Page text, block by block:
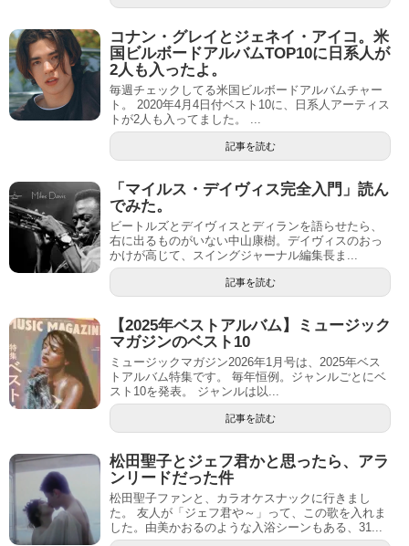
コナン・グレイとジェネイ・アイコ。米
国ビルボードアルバムTOP10に日系人が
2人も入ったよ。
毎週チェックしてる米国ビルボードアルバムチャー
ト。 2020年4月4日付ベスト10に、日系人アーティス
トが2人も入ってました。 ...
記事を読む
「マイルス・デイヴィス完全入門」読ん
でみた。
ビートルズとデイヴィスとディランを語らせたら、
右に出るものがいない中山康樹。デイヴィスのおっ
かけが高じて、スイングジャーナル編集長ま...
記事を読む
【2025年ベストアルバム】ミュージック
マガジンのベスト10
ミュージックマガジン2026年1月号は、2025年ベス
トアルバム特集です。 毎年恒例。ジャンルごとにベ
スト10を発表。 ジャンルは以...
記事を読む
松田聖子とジェフ君かと思ったら、アラ
ンリードだった件
松田聖子ファンと、カラオケスナックに行きまし
た。 友人が「ジェフ君や～」って、この歌を入れま
した。由美かおるのような入浴シーンもある、31...